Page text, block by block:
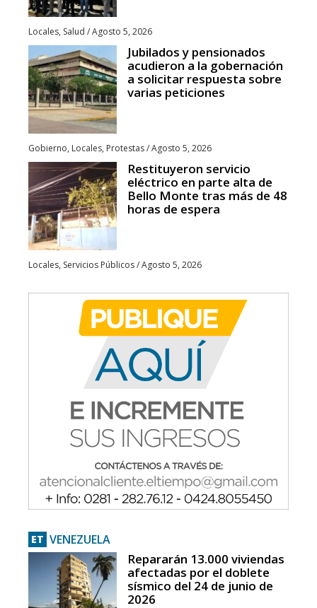
Locales, Salud /Agosto 5, 2026
Jubilados y pensionados
acudieron a la gobernación
a solicitar respuesta sobre
varias peticiones
Gobierno, Locales, Protestas/Agosto 5, 2026
Restituyeron servicio
eléctrico en parte alta de
Bello Monte tras más de 48
horas de espera
Locales, Servicios Públicos/Agosto 5, 2026
ET VENEZUELA
Repararán 13.000 viviendas
afectadas por el doblete
sísmico del 24 de junio de
2026